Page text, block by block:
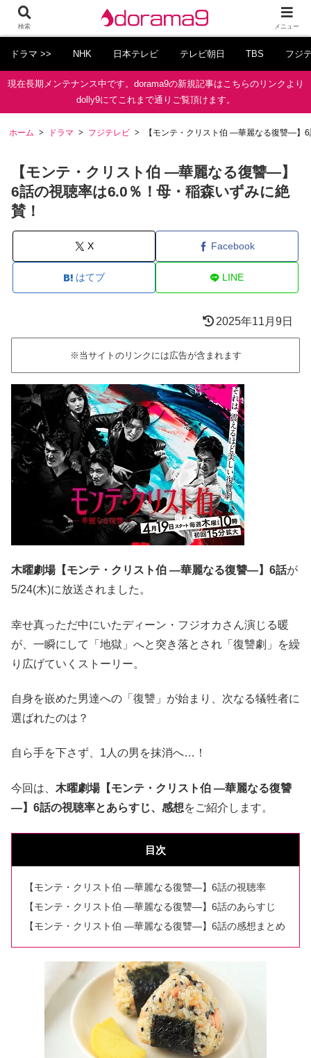
ドラマ >> NHK 日本テレビ テレビ朝日 TBS フジ
現在長期メンテナンス中です。dorama9の新規記事はこちらのリンクより
dolly9にてこれまで通りご覧頂けます。
ホーム ドラマ フジテレビ 【モンテ・クリスト伯 ―華麗なる復讐―】
【モンテ・クリスト伯 ―華麗なる復讐―】
6話の視聴率は6.0％！母・稲森いずみに絶
賛！
X Facebook
はてブ LINE
2025年11月9日
※当サイトのリンクには広告が含まれます
木曜劇場【モンテ・クリスト伯 ―華麗なる復讐―】6話が
5/24(木)に放送されました。
幸せ真っただ中にいたディーン・フジオカさん演じる暖
が、一瞬にして「地獄」へと突き落とされ「復讐劇」を繰
り広げていくストーリー。
自身を嵌めた男達への「復讐」が始まり、次なる犠牲者に
選ばれたのは？
自ら手を下さず、1人の男を抹消へ…！
今回は、 木曜劇場【モンテ・クリスト伯 ―華麗なる復讐
―】6話の視聴率とあらすじ、感想をご紹介します。
目次
【モンテ・クリスト伯 ―華麗なる復讐―】6話の視聴率
【モンテ・クリスト伯 ―華麗なる復讐―】6話のあらすじ
【モンテ・クリスト伯 ―華麗なる復讐―】6話の感想まとめ
検索 メニュー